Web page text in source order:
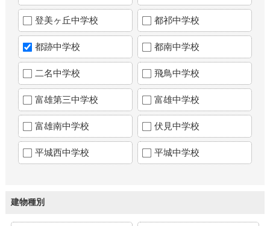
登美ヶ丘中学校 都祁中学校
都跡中学校 都南中学校
二名中学校 飛鳥中学校
富雄第三中学校 富雄中学校
富雄南中学校 伏見中学校
平城西中学校 平城中学校
建物種別